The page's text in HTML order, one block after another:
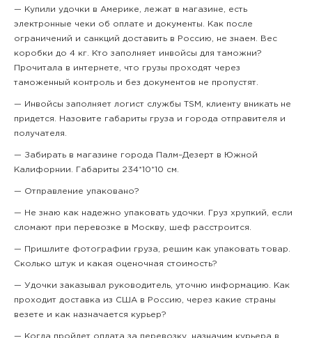
— Купили удочки в Америке, лежат в магазине, есть
электронные чеки об оплате и документы. Как после
ограничений и санкций доставить в Россию, не знаем. Вес
коробки до 4 кг. Кто заполняет инвойсы для таможни?
Прочитала в интернете, что грузы проходят через
таможенный контроль и без документов не пропустят.
— Инвойсы заполняет логист службы TSM, клиенту вникать не
придется. Назовите габариты груза и города отправителя и
получателя.
— Забирать в магазине города Палм–Дезерт в Южной
Калифорнии. Габариты 234*10*10 см.
— Отправление упаковано?
— Не знаю как надежно упаковать удочки. Груз хрупкий, если
сломают при перевозке в Москву, шеф расстроится.
— Пришлите фотографии груза, решим как упаковать товар.
Сколько штук и какая оценочная стоимость?
— Удочки заказывал руководитель, уточню информацию. Как
проходит доставка из США в Россию, через какие страны
везете и как назначается курьер?
— Когда пройдет оплата за перевозку, назначим курьера в